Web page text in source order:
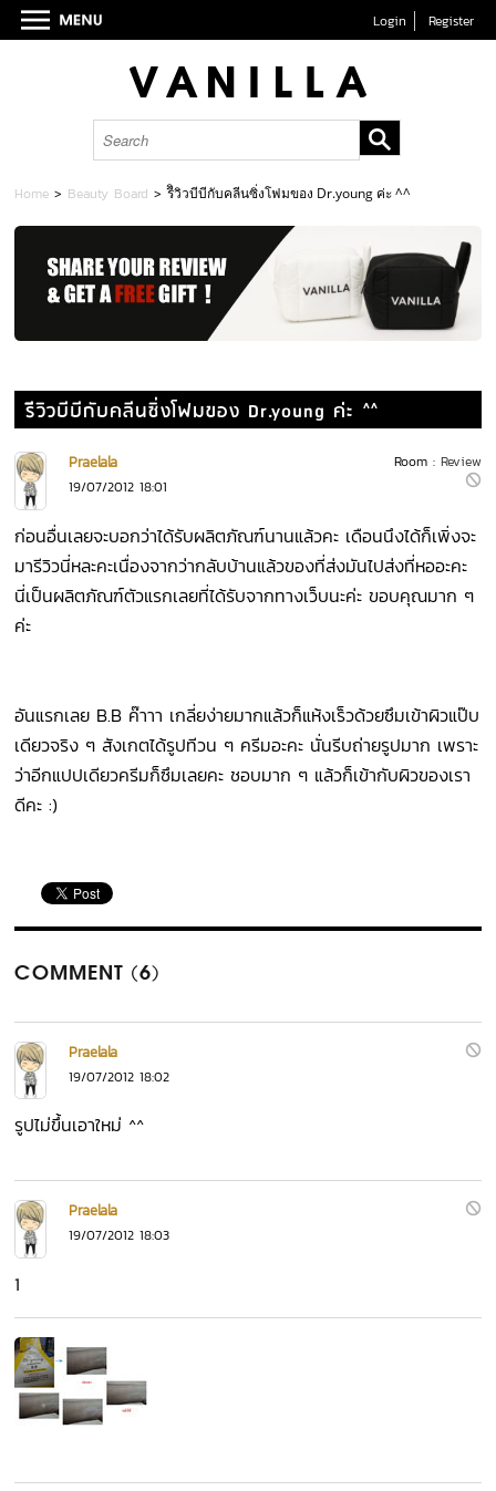
Login Register
Home > Beauty Board >รีิวิวบีบีกับคลีนซิ่งโฟมของ Dr.young ค่ะ ^^
รีิวิวบีบีกับคลีนซิ่งโฟมของ Dr.young ค่ะ ^^
Room : Review
Praelala
19/07/2012 18:01
ก่อนอื่นเลยจะบอกว่าได้รับผลิตภัณฑ์นานแล้วคะ เดือนนึงได้ก็เพิ่งจะ
มารีวิวนี่หละคะเนื่องจากว่ากลับบ้านแล้วของที่ส่งมันไปส่งที่หออะคะ
นี่เป็นผลิตภัณฑ์ตัวแรกเลยที่ได้รับจากทางเว็บนะค่ะ ขอบคุณมาก ๆ
ค่ะ
อันแรกเลย B.B ค๊าาา เกลี่ยง่ายมากแล้วก็แห้งเร็วด้วยซึมเข้าผิวแป๊บ
เดียวจริง ๆ สังเกตได้รูปทีวน ๆ ครีมอะคะ นั่นรีบถ่ายรูปมาก เพราะ
ว่าอีกแปปเดียวครีมก็ซึมเลยคะ ชอบมาก ๆ แล้วก็เข้ากับผิวของเรา
ดีคะ :)
COMMENT (6)
Praelala
19/07/2012 18:02
รูปไม่ขึ้นเอาใหม่ ^^
Praelala
19/07/2012 18:03
1